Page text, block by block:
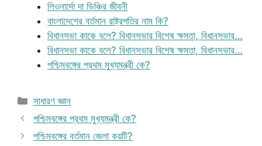
লিওনার্দো দা ভিঞ্চির জীবনী
বাংলাদেশের বর্তমান রাষ্ট্রপতির নাম কি?
বিধানসভা কাকে বলে? বিধানসভার বিশেষ ক্ষমতা, বিধানসভার…
বিধানসভা কাকে বলে? বিধানসভার বিশেষ ক্ষমতা, বিধানসভার…
পশ্চিমবঙ্গের প্রথম মুখ্যমন্ত্রী কে?
Categories
সাধারণ জ্ঞান
পশ্চিমবঙ্গের প্রথম মুখ্যমন্ত্রী কে?
পশ্চিমবঙ্গের বর্তমান জেলা কয়টি?